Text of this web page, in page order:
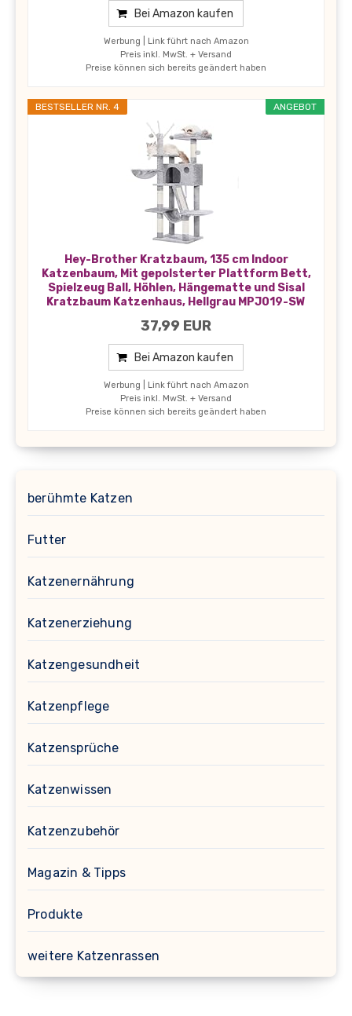
Bei Amazon kaufen
Werbung | Link führt nach Amazon
Preis inkl. MwSt. + Versand
Preise können sich bereits geändert haben
ANGEBOT
BESTSELLER NR. 4
Hey-Brother Kratzbaum, 135 cm Indoor
Katzenbaum, Mit gepolsterter Plattform Bett,
Spielzeug Ball, Höhlen, Hängematte und Sisal
Kratzbaum Katzenhaus, Hellgrau MPJ019-SW
37,99 EUR
Bei Amazon kaufen
Werbung | Link führt nach Amazon
Preis inkl. MwSt. + Versand
Preise können sich bereits geändert haben
berühmte Katzen
Futter
Katzenernährung
Katzenerziehung
Katzengesundheit
Katzenpflege
Katzensprüche
Katzenwissen
Katzenzubehör
Magazin & Tipps
Produkte
weitere Katzenrassen